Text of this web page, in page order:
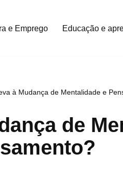
e Emprego Educação e
à Mudança de Mentalidade e
de